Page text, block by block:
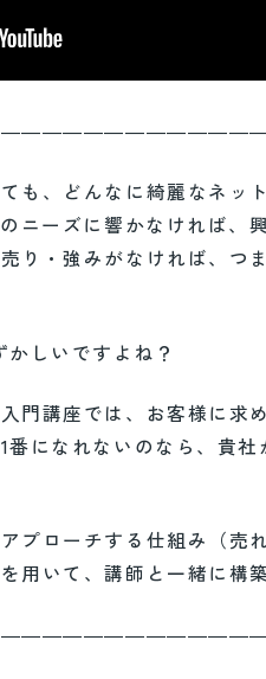
も、どんなに綺麗なネ
ニーズに響かなければ
り・強みがなければ、つ
しいですよね？
門講座では、お客様に
になれないのなら、貴
プローチする仕組み（
用いて、講師と一緒に構築